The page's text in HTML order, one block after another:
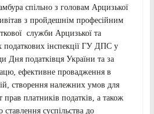
спільно з головам Арцизької
з пройдешнім професійним
служби Арцизької та
податкових інспекції ГУ ДПС у
Дня податківця України та за
ефективне провадження в
створення належних умов для
прав платників податків, а також
суспільства до